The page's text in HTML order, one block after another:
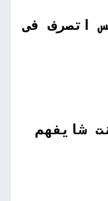
اتصرف فى
شايفهم